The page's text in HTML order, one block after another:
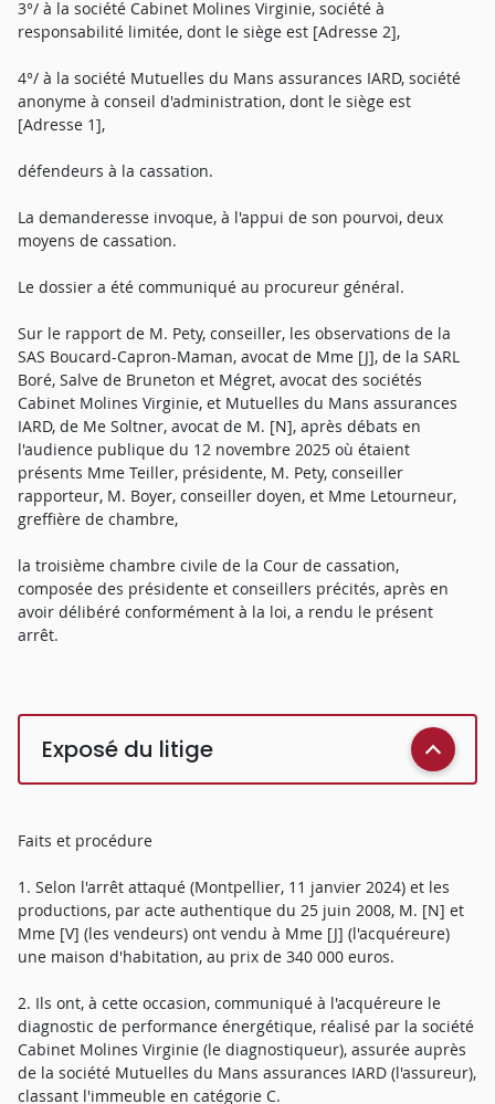
3°/ à la société Cabinet Molines Virginie, société à
responsabilité limitée, dont le siège est [Adresse 2],
4°/ à la société Mutuelles du Mans assurances IARD, société
anonyme à conseil d'administration, dont le siège est
[Adresse 1],
défendeurs à la cassation.
La demanderesse invoque, à l'appui de son pourvoi, deux
moyens de cassation.
Le dossier a été communiqué au procureur général.
Sur le rapport de M. Pety, conseiller, les observations de la
SAS Boucard-Capron-Maman, avocat de Mme [J], de la SARL
Boré, Salve de Bruneton et Mégret, avocat des sociétés
Cabinet Molines Virginie, et Mutuelles du Mans assurances
IARD, de Me Soltner, avocat de M. [N], après débats en
l'audience publique du 12 novembre 2025 où étaient
présents Mme Teiller, présidente, M. Pety, conseiller
rapporteur, M. Boyer, conseiller doyen, et Mme Letourneur,
greffière de chambre,
la troisième chambre civile de la Cour de cassation,
composée des présidente et conseillers précités, après en
avoir délibéré conformément à la loi, a rendu le présent
arrêt.
Exposé du litige
Faits et procédure
1. Selon l'arrêt attaqué (Montpellier, 11 janvier 2024) et les
productions, par acte authentique du 25 juin 2008, M. [N] et
Mme [V] (les vendeurs) ont vendu à Mme [J] (l'acquéreure)
une maison d'habitation, au prix de 340 000 euros.
2. Ils ont, à cette occasion, communiqué à l'acquéreure le
diagnostic de performance énergétique, réalisé par la société
Cabinet Molines Virginie (le diagnostiqueur), assurée auprès
de la société Mutuelles du Mans assurances IARD (l'assureur),
classant l'immeuble en catégorie C.